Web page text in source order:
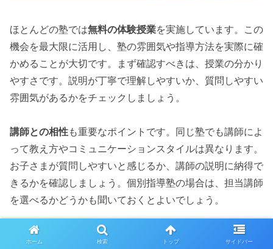
ほとんどの塾では無料の体験授業を実施しています。この
機会を最大限に活用し、塾の雰囲気や指導方法を実際に確
かめることが大切です。まず確認すべきは、授業の分かり
やすさです。説明が丁寧で理解しやすいか、質問しやすい
雰囲気があるかをチェックしましょう。
講師との相性も重要なポイントです。同じ塾でも講師によ
って教え方やコミュニケーションスタイルは異なります。
お子さまが質問しやすいと感じるか、講師の説明に納得で
きるかを確認しましょう。個別指導塾の場合は、担当講師
を選べるかどうかも聞いておくとよいでしょう。
クラスの雰囲気や生徒の様子
も観察することをおすすめし
ホーム 検索 トップ サイドバー